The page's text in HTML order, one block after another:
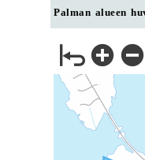
Palman alueen